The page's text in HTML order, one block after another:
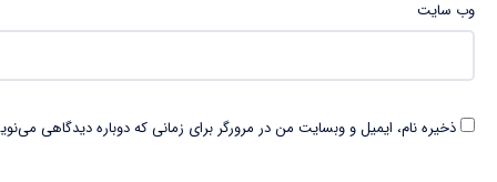
وب‌ سایت
ذخیره نام، ایمیل و وبسایت من در مرورگر برای زمانی که دوباره دیدگاهی